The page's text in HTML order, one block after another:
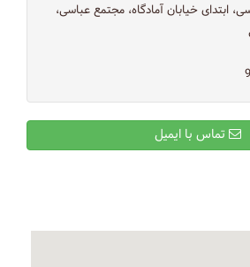
ابتدای خیابان آمادگاه، مجتمع عباسی،